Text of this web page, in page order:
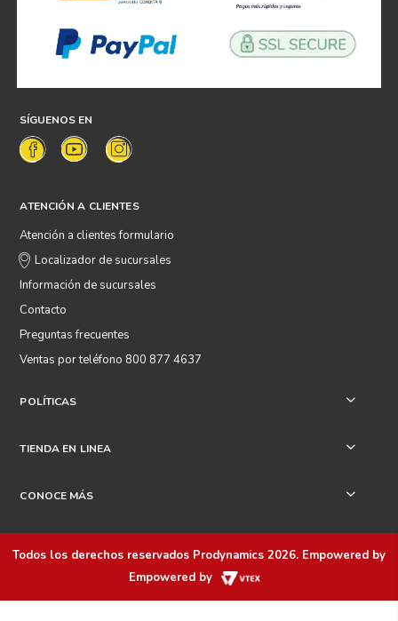
SÍGUENOS EN
ATENCIÓN A CLIENTES
Atención a clientes formulario
Localizador de sucursales
Información de sucursales
Contacto
Preguntas frecuentes
Ventas por teléfono 800 877 4637
POLÍTICAS +
TIENDA EN LINEA +
CONOCE MÁS +
Todos los derechos reservados Prodynamics 2026. Empowered by
Empowered by